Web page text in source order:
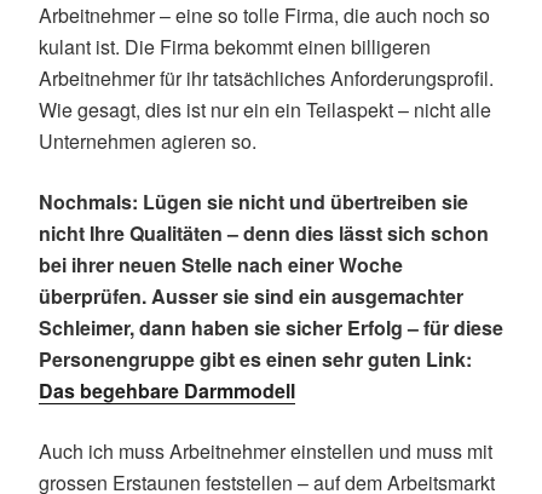
Arbeitnehmer – eine so tolle Firma, die auch noch so
kulant ist. Die Firma bekommt einen billigeren
Arbeitnehmer für ihr tatsächliches Anforderungsprofil.
Wie gesagt, dies ist nur ein ein Teilaspekt – nicht alle
Unternehmen agieren so.
Nochmals: Lügen sie nicht und übertreiben sie
nicht Ihre Qualitäten – denn dies lässt sich schon
bei ihrer neuen Stelle nach einer Woche
überprüfen. Ausser sie sind ein ausgemachter
Schleimer, dann haben sie sicher Erfolg – für diese
Personengruppe gibt es einen sehr guten Link:
Das begehbare Darmmodell
Auch ich muss Arbeitnehmer einstellen und muss mit
grossen Erstaunen feststellen – auf dem Arbeitsmarkt